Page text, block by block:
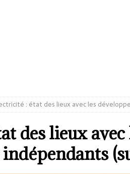
: état des lieux avec les
des lieux avec